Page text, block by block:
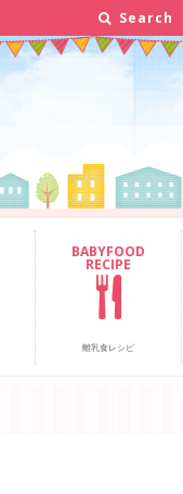
Search
BABYFOOD
RECIPE
離乳食レシピ